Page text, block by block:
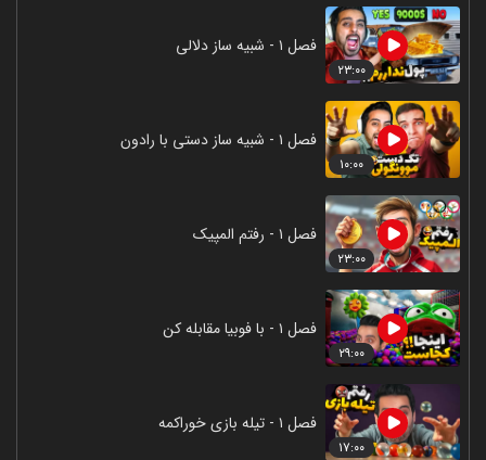
۲۳:۰۰
فصل ۱ - شبیه ساز دلالی
۱۰:۰۰
فصل ۱ - شبیه ساز دستی با رادون
۲۳:۰۰
فصل ۱ - رفتم المپیک
۲۹:۰۰
فصل ۱ - با فوبیا مقابله کن
۱۷:۰۰
فصل ۱ - تیله بازی خوراکمه